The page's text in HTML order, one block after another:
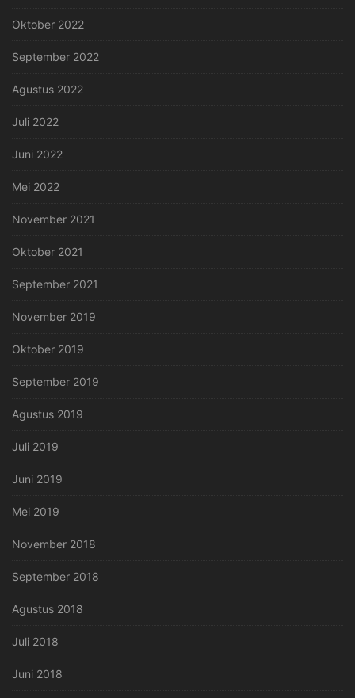
Oktober 2022
September 2022
Agustus 2022
Juli 2022
Juni 2022
Mei 2022
November 2021
Oktober 2021
September 2021
November 2019
Oktober 2019
September 2019
Agustus 2019
Juli 2019
Juni 2019
Mei 2019
November 2018
September 2018
Agustus 2018
Juli 2018
Juni 2018